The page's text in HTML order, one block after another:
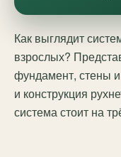
Как выглядит
взрослых?
фундамент, стены
и конструкция
система стоит на